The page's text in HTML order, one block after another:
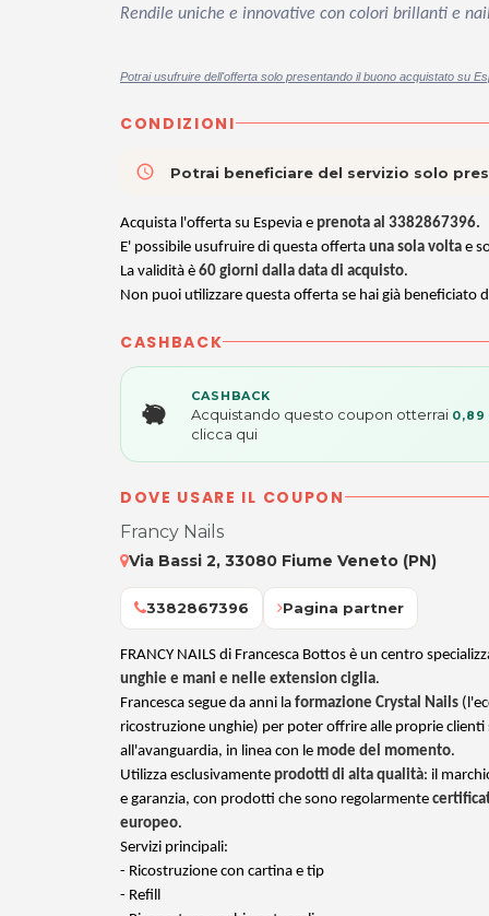
Rendile uniche e innovative con colori brillanti e
Potrai usufruire dell'offerta solo presentando il buono acquistato su
CONDIZIONI
access_time Potrai beneficiare del servizio solo
Acquista l'offerta su Espevia e prenota al 3382867396.
E' possibile usufruire di questa offerta una sola volta e
La validità è 60 giorni dalla data di acquisto.
Non puoi utilizzare questa offerta se hai già beneficiato
CASHBACK
CASHBACK
Acquistando questo coupon otterrai 0,89
clicca qui
DOVE USARE IL COUPON
Francy Nails
Via Bassi 2, 33080 Fiume Veneto (PN)
3382867396 Pagina partner
FRANCY NAILS di Francesca Bottos è un centro
unghie e mani e nelle extension ciglia.
Francesca segue da anni la formazione Crystal Nails
ricostruzione unghie) per poter offrire alle proprie
all'avanguardia, in linea con le mode del momento.
Utilizza esclusivamente prodotti di alta qualità: il
e garanzia, con prodotti che sono regolarmente
europeo.
Servizi principali:
- Ricostruzione con cartina e tip
- Refill